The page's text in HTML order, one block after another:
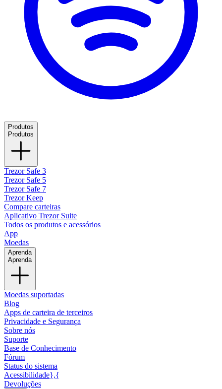
Produtos
Produtos
Trezor Safe 3
Trezor Safe 5
Trezor Safe 7
Trezor Keep
Compare carteiras
Aplicativo Trezor Suite
Todos os produtos e acessórios
App
Moedas
Aprenda
Aprenda
Moedas suportadas
Blog
Apps de carteira de terceiros
Privacidade e Segurança
Sobre nós
Suporte
Base de Conhecimento
Fórum
Status do sistema
Acessibilidade},{
Devoluções